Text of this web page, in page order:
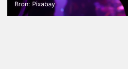
Bron: Pixabay